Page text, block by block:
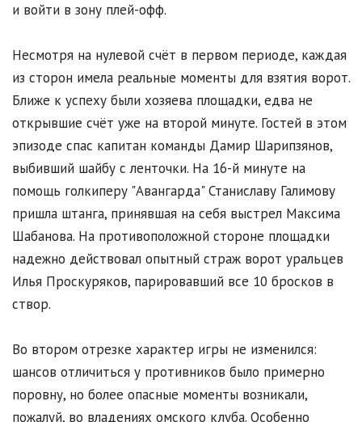
и войти в зону плей-офф.
Несмотря на нулевой счёт в первом периоде, каждая
из сторон имела реальные моменты для взятия ворот.
Ближе к успеху были хозяева площадки, едва не
открывшие счёт уже на второй минуте. Гостей в этом
эпизоде спас капитан команды Дамир Шарипзянов,
выбивший шайбу с ленточки. На 16-й минуте на
помощь голкиперу "Авангарда" Станиславу Галимову
пришла штанга, принявшая на себя выстрел Максима
Шабанова. На противоположной стороне площадки
надежно действовал опытный страж ворот уральцев
Илья Проскуряков, парировавший все 10 бросков в
створ.
Во втором отрезке характер игры не изменился:
шансов отличиться у противников было примерно
поровну, но более опасные моменты возникали,
пожалуй, во владениях омского клуба. Особенно